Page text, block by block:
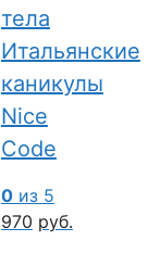
тела
Итальянские
каникулы
Nice
Code
0из 5
970 руб.